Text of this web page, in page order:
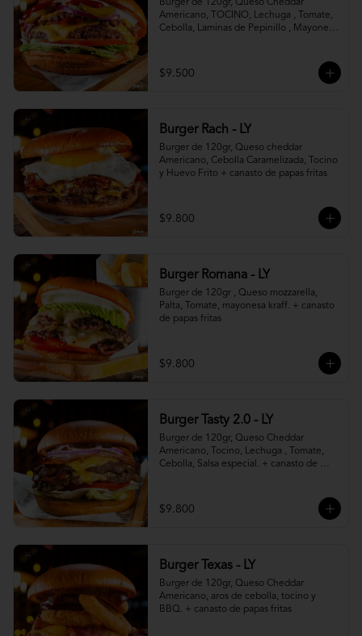
Burger de 120gr, Queso Cheddar
Americano, TOCINO, Lechuga , Tomate,
Cebolla, Laminas de Pepinillo , Mayonesa
$9.500
Burger Rach - LY
Burger de 120gr, Queso cheddar
Americano, Cebolla Caramelizada, Tocino
y Huevo Frito + canasto de papas fritas
$9.800
Burger Romana - LY
Burger de 120gr , Queso mozzarella,
Palta, Tomate, mayonesa kraff. + canasto
de papas fritas
$9.800
Burger Tasty 2.0 - LY
Burger de 120gr, Queso Cheddar
Americano, Tocino, Lechuga , Tomate,
Cebolla, Salsa especial. + canasto de
$9.800
Burger Texas - LY
Burger de 120gr, Queso Cheddar
Americano, aros de cebolla, tocino y
BBQ. + canasto de papas fritas